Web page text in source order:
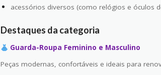
acessórios diversos (como relógios e óculos
Destaques da categoria
Guarda-Roupa Feminino e Masculino
Peças modernas, confortáveis e ideais para